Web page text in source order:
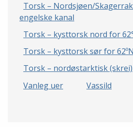
Torsk – Nordsjøen/
engelske kanal
Torsk – kysttorsk nord for
Torsk – kysttorsk sør for 62ºN
Torsk – nordøstarktisk (skrei)
Vanleg uer
Vassild